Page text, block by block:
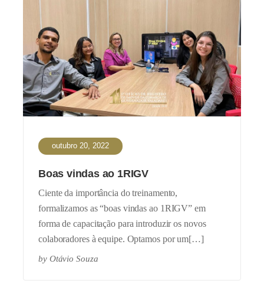
outubro 20, 2022
Boas vindas ao 1RIGV
Ciente da importância do treinamento,
formalizamos as “boas vindas ao 1RIGV” em
forma de capacitação para introduzir os novos
colaboradores à equipe. Optamos por um[…]
by Otávio Souza